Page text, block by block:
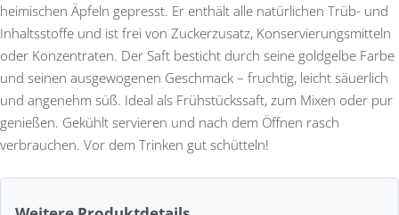
heimischen Äpfeln gepresst. Er enthält alle natürlichen Trüb- und
Inhaltsstoffe und ist frei von Zuckerzusatz, Konservierungsmitteln
oder Konzentraten. Der Saft besticht durch seine goldgelbe Farbe
und seinen ausgewogenen Geschmack – fruchtig, leicht säuerlich
und angenehm süß. Ideal als Frühstückssaft, zum Mixen oder pur
genießen. Gekühlt servieren und nach dem Öffnen rasch
verbrauchen. Vor dem Trinken gut schütteln!